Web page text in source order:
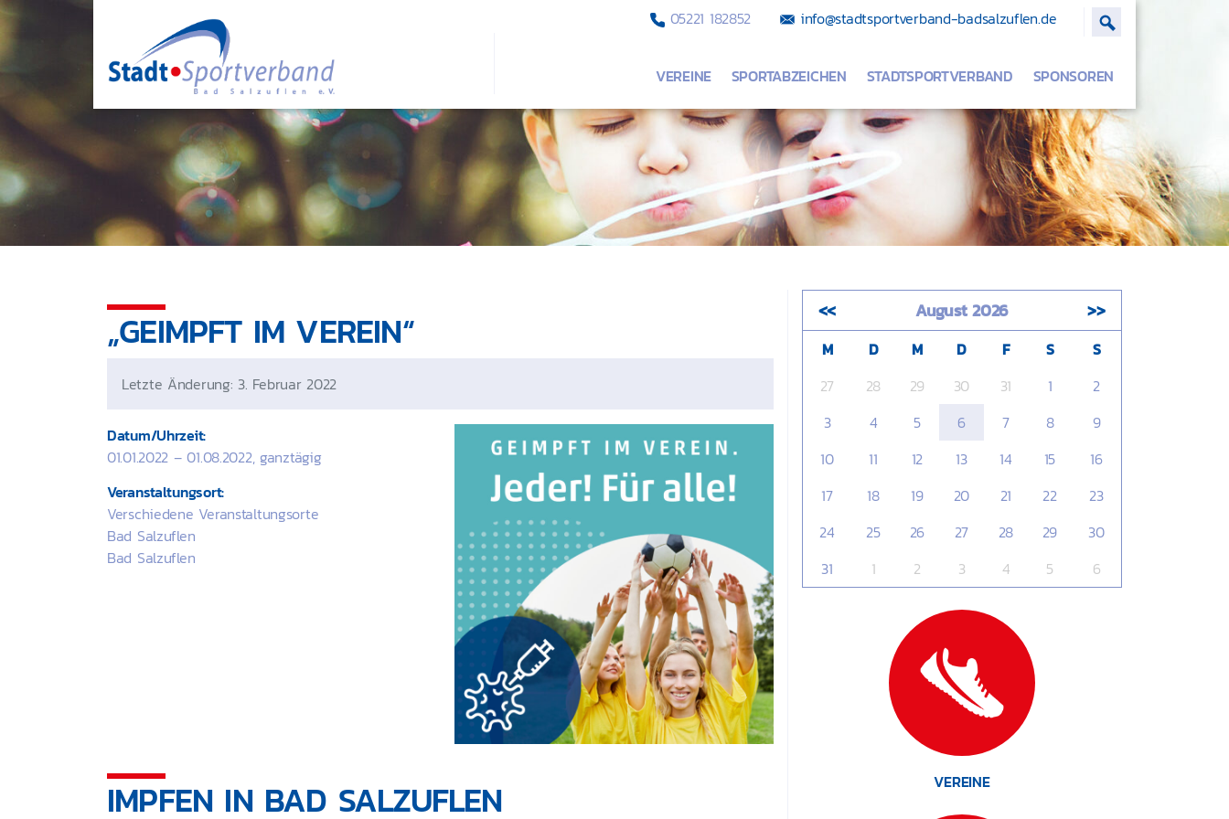
Zum Hauptinhalt springen 05221 182852
info@stadtsportverband-badsalzuflen.de
VEREINE
SPORTABZEICHEN STADTSPORTVERBAND SPONSOREN
„GEIMPFT IM VEREIN“
Letzte Änderung: 3. Februar 2022
Datum/Uhrzeit:
01.01.2022 – 01.08.2022, ganztägig
Veranstaltungsort:
Verschiedene Veranstaltungsorte
Bad Salzuflen
Bad Salzuflen
IMPFEN IN BAD SALZUFLEN
<< August 2026 >>
M D M D F S
S
27
28 29 30 31 1
2
3
4 5 6 7 8
9
10
11 12 13 14 15
16
17
18 19 20 21 22
23
24
25 26 27 28 29
30
31
1 2 3 4 5 6
VEREINE